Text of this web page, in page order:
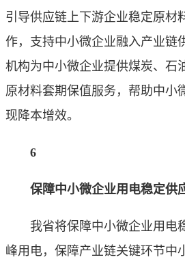
引导供应链上下游企业稳定原材
作，支持中小微企业融入产业链
机构为中小微企业提供煤炭、石
原材料套期保值服务，帮助中小
现降本增效。
6
保障中小微企业用电稳定供
我省将保障中小微企业用电
峰用电，保障产业链关键环节中